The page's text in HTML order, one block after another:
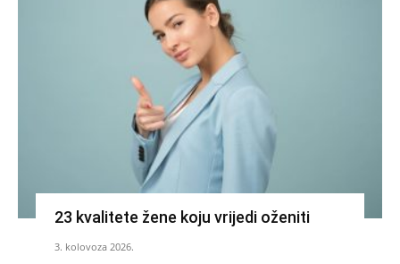
23 kvalitete žene koju vrijedi oženiti
3. kolovoza 2026.